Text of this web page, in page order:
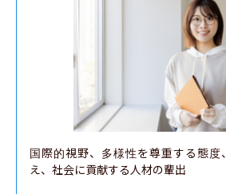
国際的視野、多様性を尊重する態
え、社会に貢献する人材の輩出